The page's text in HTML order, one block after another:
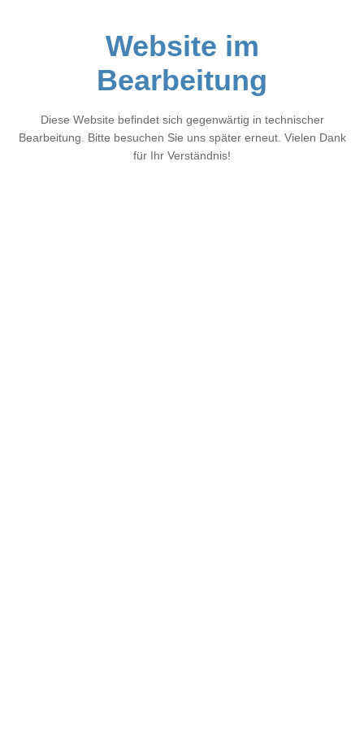
Website im
Bearbeitung
Diese Website befindet sich gegenwärtig in technischer
Bearbeitung. Bitte besuchen Sie uns später erneut. Vielen Dank
für Ihr Verständnis!